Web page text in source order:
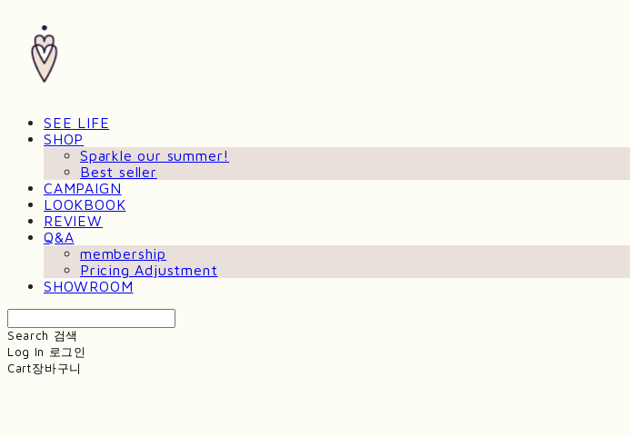
SEE LIFE
SHOP
Sparkle our summer!
Best seller
CAMPAIGN
LOOKBOOK
REVIEW
Q&A
membership
Pricing Adjustment
SHOWROOM
Search 검색
Log In 로그인
Cart장바구니